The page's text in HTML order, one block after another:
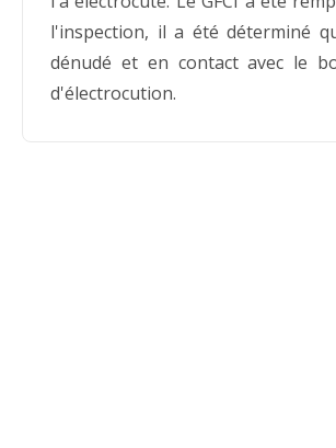
l'inspection, il a été déterminé
dénudé et en contact avec le
d'électrocution.